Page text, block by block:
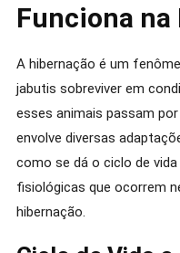
Funciona na
A hibernação é um
jabutis sobreviver em
esses animais passam
envolve diversas
como se dá o ciclo de
fisiológicas que ocorrem
hibernação.